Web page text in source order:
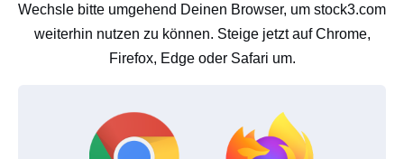
Wechsle bitte umgehend Deinen Browser, um stock3.com
weiterhin nutzen zu können. Steige jetzt auf Chrome,
Firefox, Edge oder Safari um.